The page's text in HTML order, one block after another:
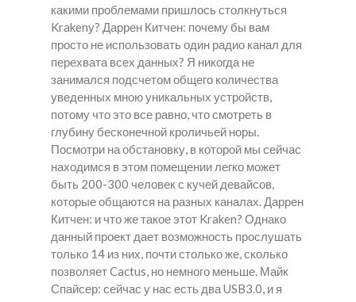
какими проблемами пришлось столкнуться
Krakenу? Даррен Китчен: почему бы вам
просто не использовать один радио канал для
перехвата всех данных? Я никогда не
занимался подсчетом общего количества
уведенных мною уникальных устройств,
потому что это все равно, что смотреть в
глубину бесконечной кроличьей норы.
Посмотри на обстановку, в которой мы сейчас
находимся в этом помещении легко может
быть 200-300 человек с кучей девайсов,
которые общаются на разных каналах. Даррен
Китчен: и что же такое этот Kraken? Однако
данный проект дает возможность прослушать
только 14 из них, почти столько же, сколько
позволяет Cactus, но немного меньше. Майк
Спайсер: сейчас у нас есть два USB3.0, и я